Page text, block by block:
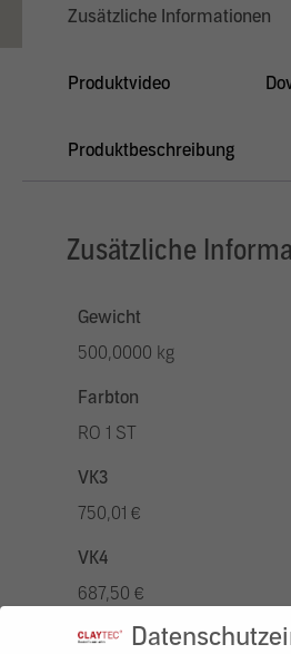
Zusätzliche Informationen
Produktvideo
Produktbeschreibung
Zusätzliche
Gewicht
500,0000 kg
Farbton
RO 1 ST
VK3
750,01 €
VK4
687,50 €
VK5